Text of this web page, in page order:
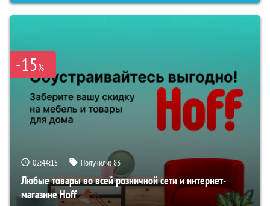
-15%
02:44:14 Получили:83
Любые товары во всей розничной сети и интернет-
магазине Hoff